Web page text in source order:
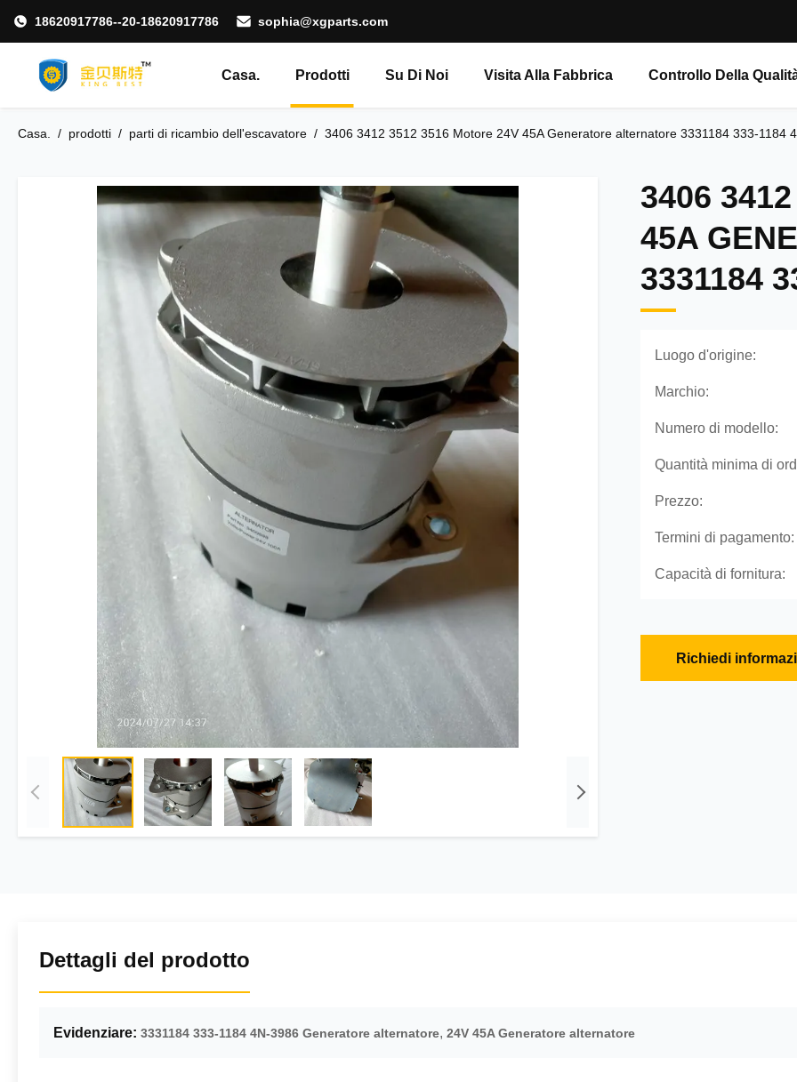
18620917786--20-18620917786 sophia@xgparts.com
Casa. Prodotti Su Di Noi Visita Alla Fabbrica Controllo Della
Casa. / prodotti / parti di ricambio dell'escavatore / 3406 3412 3512 3516 Motore 24V 45A Generatore alternatore 3331184 333-1184
3406
45A
3331184
Luogo d'origine:
Marchio:
Numero di modello:
Quantità minima di
Prezzo:
Termini di pagamento:
Capacità di fornitura:
Richiedi
Dettagli del prodotto
Evidenziare: 3331184 333-1184 4N-3986 Generatore alternatore, 24V 45A Generatore alternatore